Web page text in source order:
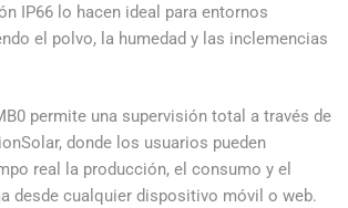
IP66 lo hacen ideal para entornos
el polvo, la humedad y las inclemencias
permite una supervisión total a través de
donde los usuarios pueden
real la producción, el consumo y el
desde cualquier dispositivo móvil o web.